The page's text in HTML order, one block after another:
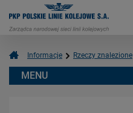
Informacje Rzeczy znalezione
MENU